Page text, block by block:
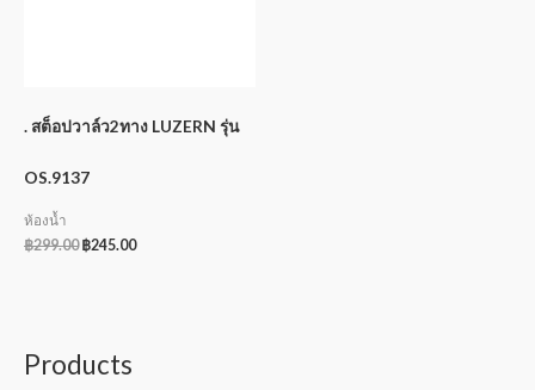
. สต็อปวาล์ว2ทาง LUZERN รุ่น
OS.9137
ห้องน้ำ
฿299.00 ฿245.00
Products